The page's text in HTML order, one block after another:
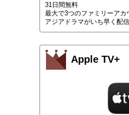
31日間無料
最大で3つのファミリーアカ
アジアドラマがいち早く配信
Apple TV+